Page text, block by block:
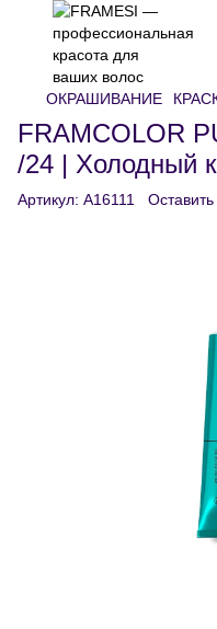
ОКРАШИВАНИЕ
FRAMCOLOR
/24 | Холодный
Артикул: A16111